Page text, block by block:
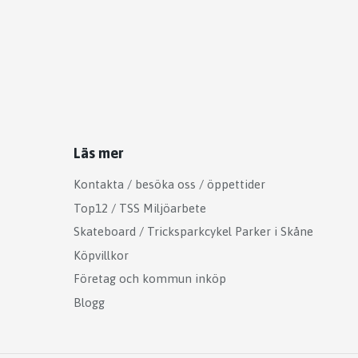
Läs mer
Kontakta / besöka oss / öppettider
Top12 / TSS Miljöarbete
Skateboard / Tricksparkcykel Parker i Skåne
Köpvillkor
Företag och kommun inköp
Blogg